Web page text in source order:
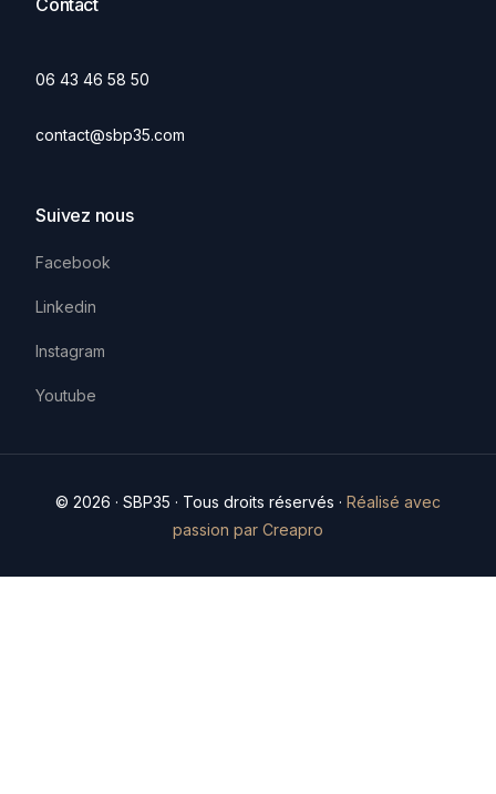
06 43 46 58 50
contact@sbp35.com
Suivez nous
Facebook
Linkedin
Instagram
Youtube
© 2026 · SBP35 · Tous droits réservés · Réalisé avec
passion par Creapro